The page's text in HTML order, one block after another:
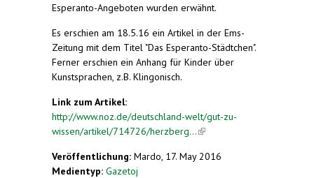
Esperanto-Angeboten wurden erwähnt.
Es erschien am 18.5.16 ein Artikel in der Ems-
Zeitung mit dem Titel "Das Esperanto-Städtchen".
Ferner erschien ein Anhang für Kinder über
Kunstsprachen, z.B. Klingonisch.
Link zum Artikel:
http://www.noz.de/deutschland-welt/gut-zu-
wissen/artikel/714726/herzberg...(link is
Veröffentlichung: Mardo, 17. May 2016
Medientyp: Gazetoj